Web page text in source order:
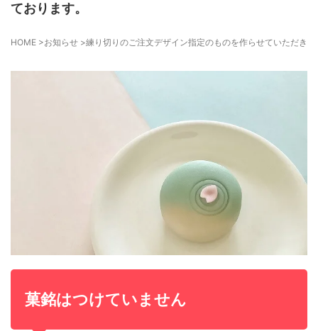
ております。
HOME >お知らせ >練り切りのご注文デザイン指定のものを作らせていただきま
菓銘はつけていません